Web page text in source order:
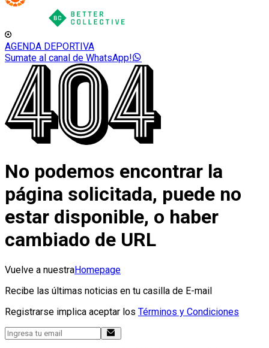
AGENDA DEPORTIVA
Sumate al canal de WhatsApp!
No podemos encontrar la
página solicitada, puede no
estar disponible, o haber
cambiado de URL
Vuelve a nuestraHomepage
Recibe las últimas noticias en tu casilla de E-mail
Registrarse implica aceptar los Términos y Condiciones